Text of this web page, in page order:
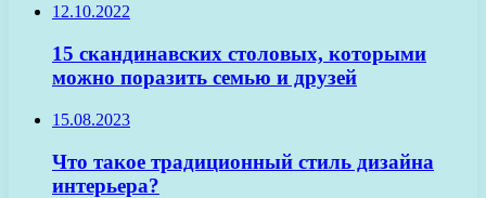
12.10.2022
15 скандинавских столовых, которыми
можно поразить семью и друзей
15.08.2023
Что такое традиционный стиль дизайна
интерьера?